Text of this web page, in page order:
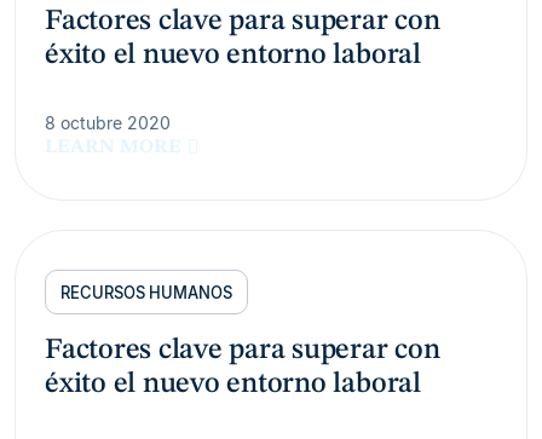
Factores clave para superar con
éxito el nuevo entorno laboral
8 octubre 2020
LEARN MORE
RECURSOS HUMANOS
Factores clave para superar con
éxito el nuevo entorno laboral